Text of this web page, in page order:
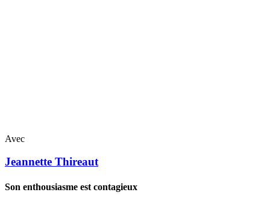
Avec
Jeannette Thireaut
Son enthousiasme est contagieux